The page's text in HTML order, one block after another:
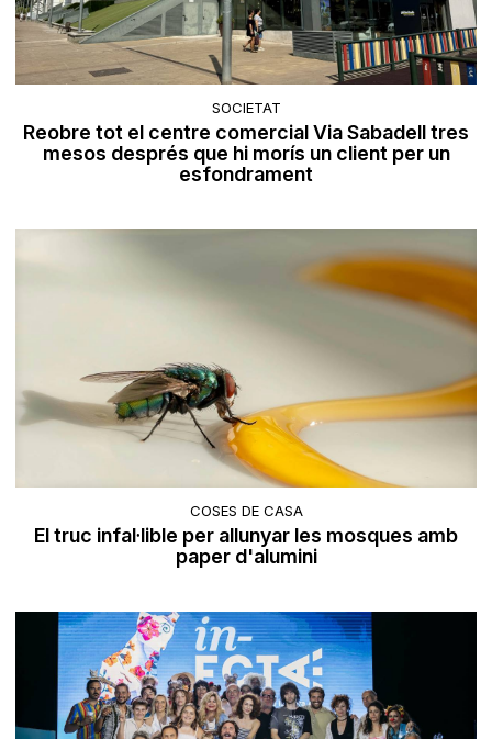
SOCIETAT
Reobre tot el centre comercial Via Sabadell tres
mesos després que hi morís un client per un
esfondrament
COSES DE CASA
El truc infal·lible per allunyar les mosques amb
paper d'alumini